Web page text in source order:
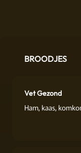
BROODJES
Vet Gezond
Ham, kaas,